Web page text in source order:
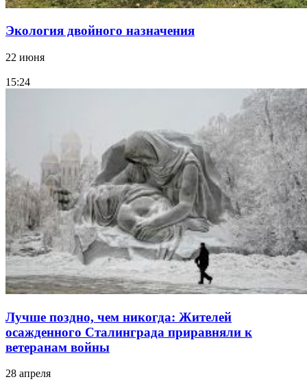
Экология двойного назначения
22 июня
15:24
Лучше поздно, чем никогда: Жителей
осажденного Сталинграда приравняли к
ветеранам войны
28 апреля